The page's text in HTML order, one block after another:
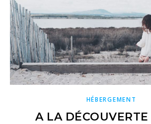
HÉBERGEMENT
A LA